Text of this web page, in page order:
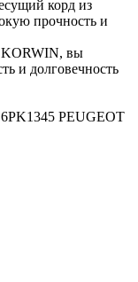
корд из
прочность и
KORWIN, вы
и долговечность
PEUGEOT